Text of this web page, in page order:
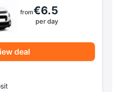
from€6.5
per day
deal